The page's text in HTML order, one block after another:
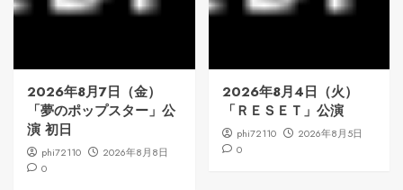
2026年8月7日（金）
「夢のポップスター」公
演 初日
phi72110
2026年8月8日
0
2026年8月4日（火）
「ＲＥＳＥＴ」公演
phi72110
2026年8月5日
0